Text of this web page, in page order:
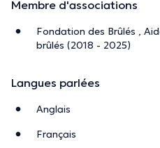
Membre d'associations
Fondation des Brûlés ,
brûlés (2018 - 2025)
Langues parlées
Anglais
Français